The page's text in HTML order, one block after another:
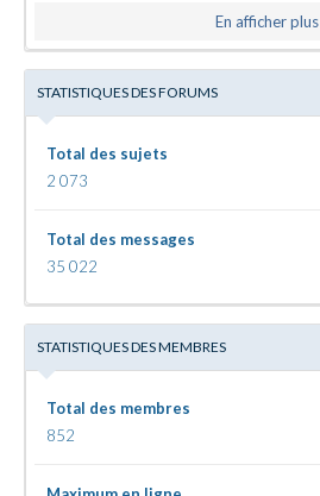
En afficher plus
STATISTIQUES DES FORUMS
Total des sujets
2 073
Total des messages
35 022
STATISTIQUES DES MEMBRES
Total des membres
852